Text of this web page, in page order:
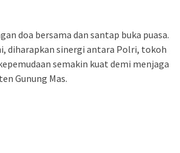
doa bersama dan santap buka puasa.
diharapkan sinergi antara Polri, tokoh
semakin kuat demi menjaga
Gunung Mas.